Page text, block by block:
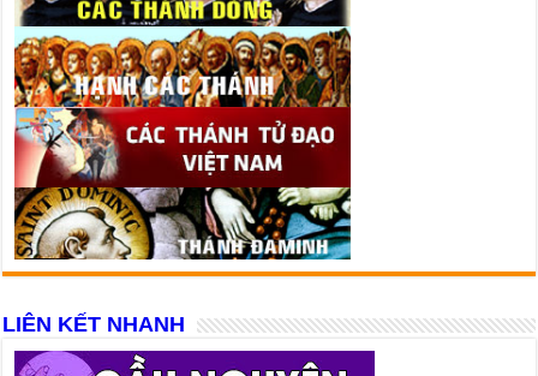
LIÊN KẾT NHANH